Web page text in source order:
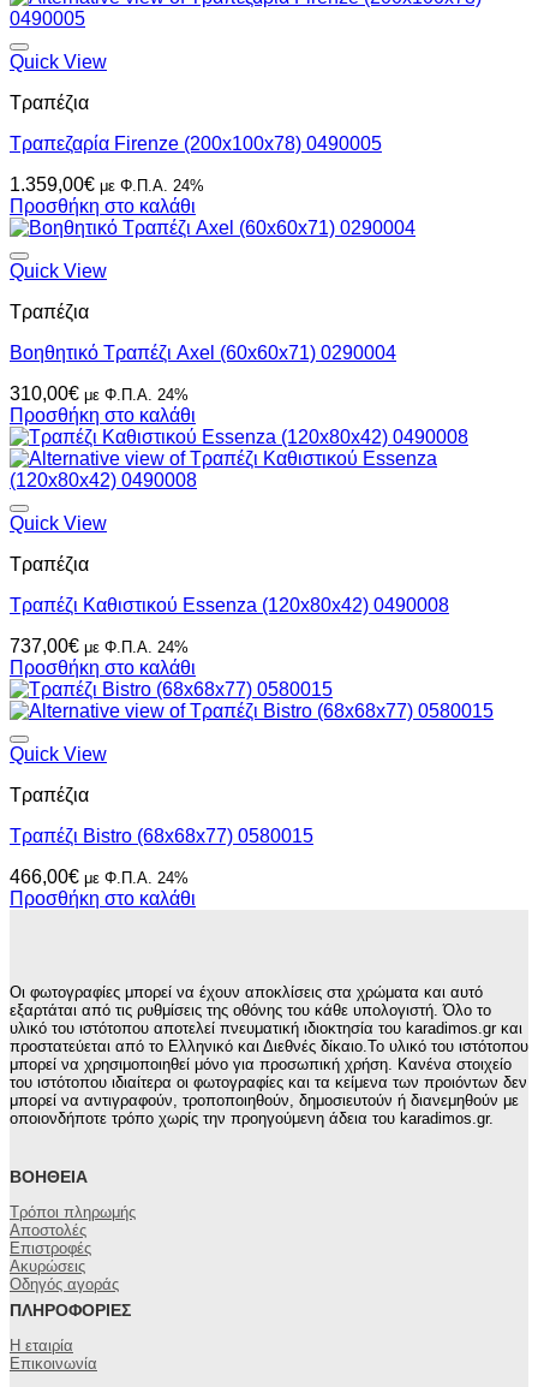
Quick View
Τραπέζια
Τραπεζαρία Firenze (200x100x78) 0490005
1.359,00€ με Φ.Π.Α. 24%
Προσθήκη στο καλάθι
Quick View
Τραπέζια
Βοηθητικό Τραπέζι Axel (60x60x71) 0290004
310,00€ με Φ.Π.Α. 24%
Προσθήκη στο καλάθι
Quick View
Τραπέζια
Τραπέζι Καθιστικού Essenza (120x80x42) 0490008
737,00€ με Φ.Π.Α. 24%
Προσθήκη στο καλάθι
Quick View
Τραπέζια
Τραπέζι Bistro (68x68x77) 0580015
466,00€ με Φ.Π.Α. 24%
Προσθήκη στο καλάθι
Οι φωτογραφίες μπορεί να έχουν αποκλίσεις στα χρώματα και αυτό
εξαρτάται από τις ρυθμίσεις της οθόνης του κάθε υπολογιστή. Όλο το
υλικό του ιστότοπου αποτελεί πνευματική ιδιοκτησία του karadimos.gr και
προστατεύεται από το Ελληνικό και Διεθνές δίκαιο.Το υλικό του ιστότοπου
μπορεί να χρησιμοποιηθεί μόνο για προσωπική χρήση. Κανένα στοιχείο
του ιστότοπου ιδιαίτερα οι φωτογραφίες και τα κείμενα των προιόντων δεν
μπορεί να αντιγραφούν, τροποποιηθούν, δημοσιευτούν ή διανεμηθούν με
οποιονδήποτε τρόπο χωρίς την προηγούμενη άδεια του karadimos.gr.
ΒΟΉΘΕΙΑ
Τρόποι πληρωμής
Αποστολές
Επιστροφές
Ακυρώσεις
Οδηγός αγοράς
ΠΛΗΡΟΦΟΡΊΕΣ
Η εταιρία
Επικοινωνία